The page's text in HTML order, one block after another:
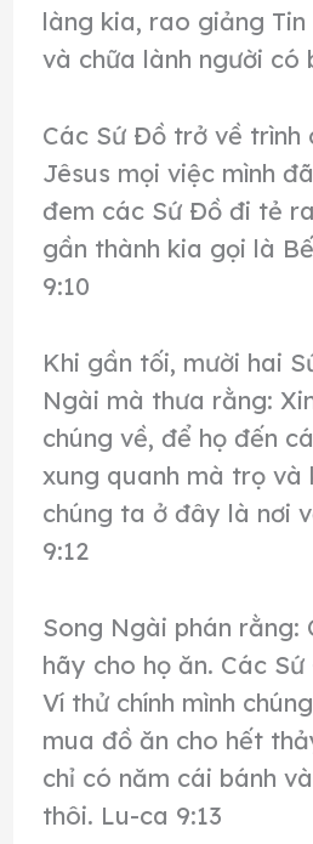
làng kia, rao giảng Tin
và chữa lành người có
Các Sứ Đồ trở về trình
Jêsus mọi việc mình
đem các Sứ Đồ đi tẻ
gần thành kia gọi là
9:10
Khi gần tối, mười hai
Ngài mà thưa rằng:
chúng về, để họ đến
xung quanh mà trọ và
chúng ta ở đây là nơi
9:12
Song Ngài phán rằng:
hãy cho họ ăn. Các
Ví thử chính mình
mua đồ ăn cho hết
chỉ có năm cái bánh
thôi. Lu-ca 9:13